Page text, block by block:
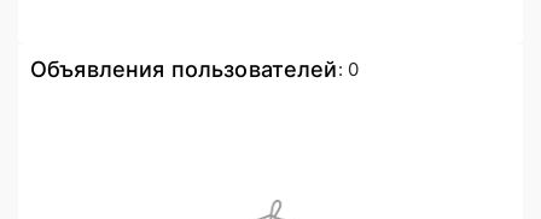
Объявления пользователей: 0